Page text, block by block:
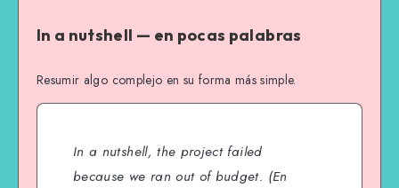
In a nutshell — en pocas palabras
Resumir algo complejo en su forma más simple.
In a nutshell, the project failed
because we ran out of budget. (En